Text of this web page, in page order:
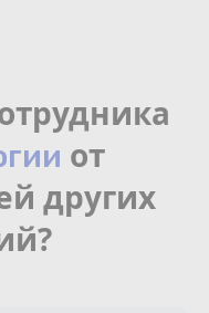
от
других